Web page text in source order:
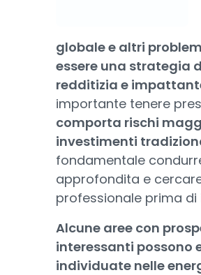
globale e altri
essere una strategia
redditizia e
importante tenere
comporta rischi
investimenti
fondamentale
approfondita e
professionale prima di
Alcune aree con
interessanti possono
individuate nelle